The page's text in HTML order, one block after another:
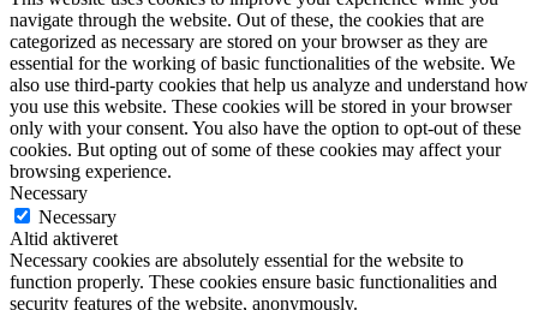
navigate through the website. Out of these, the cookies that are
categorized as necessary are stored on your browser as they are
essential for the working of basic functionalities of the website. We
also use third-party cookies that help us analyze and understand how
you use this website. These cookies will be stored in your browser
only with your consent. You also have the option to opt-out of these
cookies. But opting out of some of these cookies may affect your
browsing experience.
Necessary
Necessary
Altid aktiveret
Necessary cookies are absolutely essential for the website to
function properly. These cookies ensure basic functionalities and
security features of the website, anonymously.